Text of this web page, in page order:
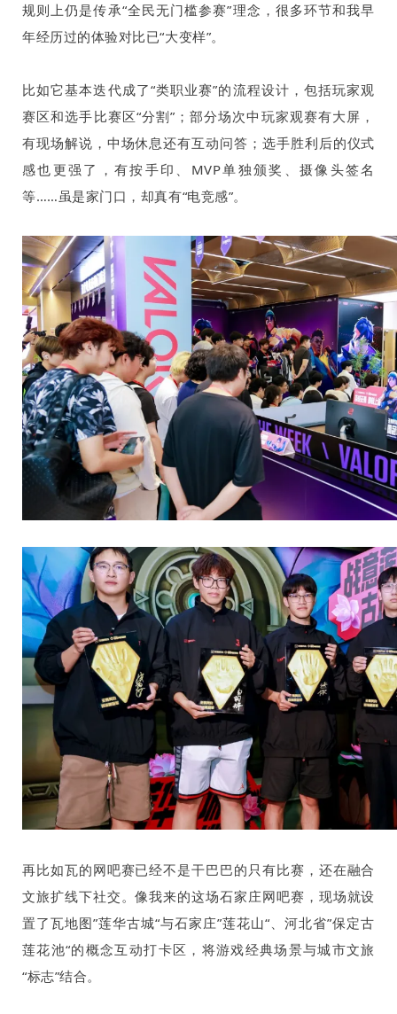
规则上仍是传承“全民无门槛参赛”理念，很多环节和我早
年经历过的体验对比已“大变样”。
比如它基本迭代成了“类职业赛”的流程设计，包括玩家观
赛区和选手比赛区“分割”；部分场次中玩家观赛有大屏，
有现场解说，中场休息还有互动问答；选手胜利后的仪式
感也更强了，有按手印、 MVP单独颁奖、摄像头签名
等……虽是家门口，却真有“电竞感”。
再比如瓦的网吧赛已经不是干巴巴的只有比赛，还在融合
文旅扩线下社交。像我来的这场石家庄网吧赛，现场就设
置了瓦地图”莲华古城“与石家庄”莲花山“、河北省”保定古
莲花池“的概念互动打卡区，将游戏经典场景与城市文旅
“标志”结合。